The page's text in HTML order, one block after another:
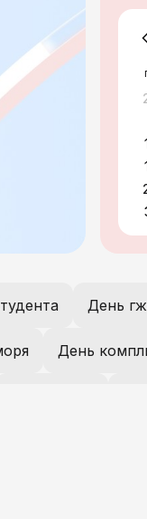
День
День